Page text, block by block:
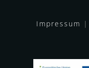
Impressum |